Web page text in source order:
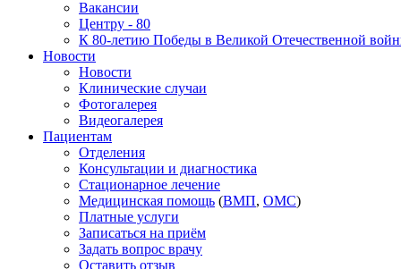
Вакансии
Центру - 80
К 80-летию Победы в Великой Отечественной
Новости
Новости
Клинические случаи
Фотогалерея
Видеогалерея
Пациентам
Отделения
Консультации и диагностика
Стационарное лечение
Медицинская помощь (ВМП, ОМС)
Платные услуги
Записаться на приём
Задать вопрос врачу
Оставить отзыв